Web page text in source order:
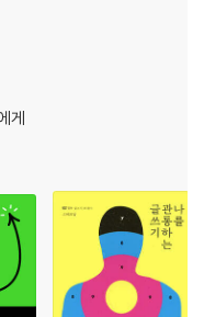
였고, 브런치 스토리 작가
진행하고 있으며, ‘글로
고
게